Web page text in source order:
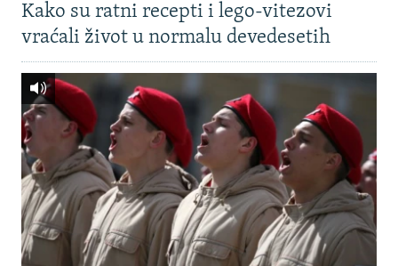
Kako su ratni recepti i lego-vitezovi
vraćali život u normalu devedesetih